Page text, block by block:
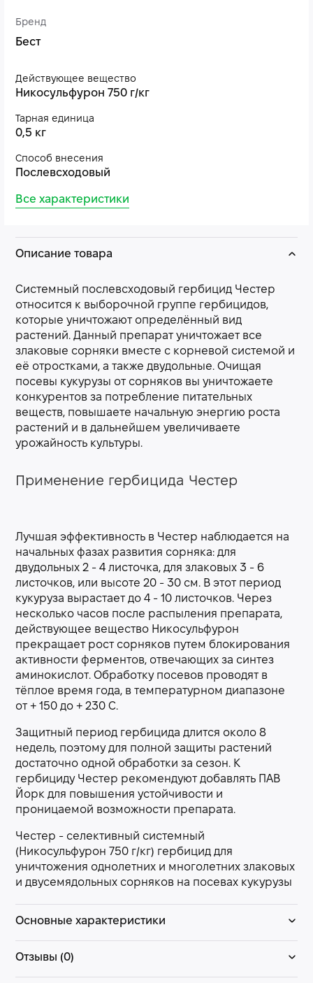
Бренд
Бест
Действующее вещество
Никосульфурон 750 г/кг
Тарная единица
0,5 кг
Способ внесения
Послевсходовый
Все характеристики
Описание товара
Системный послевсходовый гербицид Честер
относится к выборочной группе гербицидов,
которые уничтожают определённый вид
растений. Данный препарат уничтожает все
злаковые сорняки вместе с корневой системой и
её отростками, а также двудольные. Очищая
посевы кукурузы от сорняков вы уничтожаете
конкурентов за потребление питательных
веществ, повышаете начальную энергию роста
растений и в дальнейшем увеличиваете
урожайность культуры.
Применение гербицида Честер
Лучшая эффективность в Честер наблюдается на
начальных фазах развития сорняка: для
двудольных 2 - 4 листочка, для злаковых 3 - 6
листочков, или высоте 20 - 30 см. В этот период
кукуруза вырастает до 4 - 10 листочков. Через
несколько часов после распыления препарата,
действующее вещество Никосульфурон
прекращает рост сорняков путем блокирования
активности ферментов, отвечающих за синтез
аминокислот. Обработку посевов проводят в
тёплое время года, в температурном диапазоне
от + 150 до + 230 С.
Защитный период гербицида длится около 8
недель, поэтому для полной защиты растений
достаточно одной обработки за сезон. К
гербициду Честер рекомендуют добавлять ПАВ
Йорк для повышения устойчивости и
проницаемой возможности препарата.
Честер - селективный системный
(Никосульфурон 750 г/кг) гербицид для
уничтожения однолетних и многолетних злаковых
и двусемядольных сорняков на посевах кукурузы
Основные характеристики
Отзывы (0)